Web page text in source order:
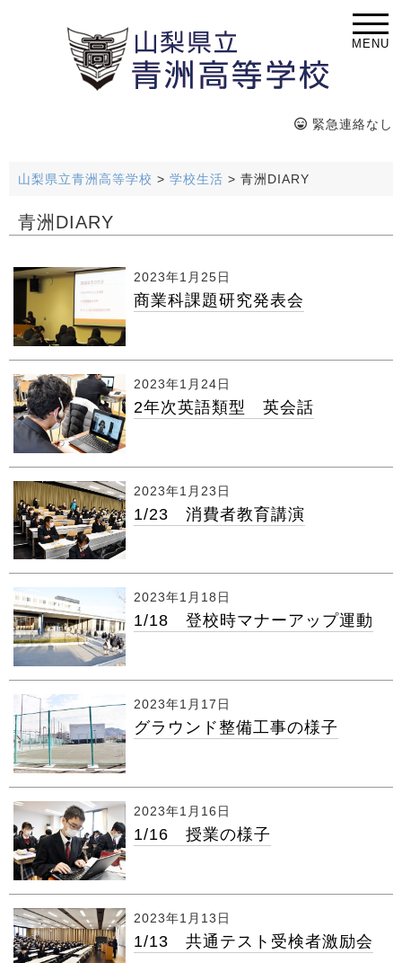
MENU
緊急連絡なし
山梨県立青洲高等学校 > 学校生活 > 青洲DIARY
青洲DIARY
2023年1月25日
商業科課題研究発表会
2023年1月24日
2年次英語類型 英会話
2023年1月23日
1/23 消費者教育講演
2023年1月18日
1/18 登校時マナーアップ運動
2023年1月17日
グラウンド整備工事の様子
2023年1月16日
1/16 授業の様子
2023年1月13日
1/13 共通テスト受検者激励会